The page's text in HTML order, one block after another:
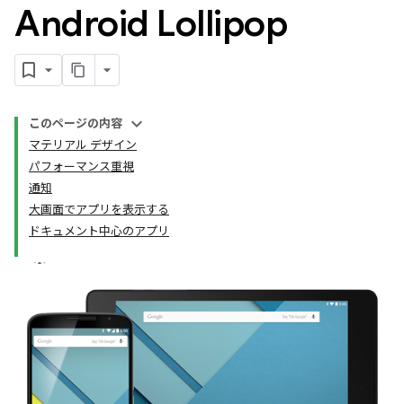
Android Lollipop
このページの内容
マテリアル デザイン
パフォーマンス重視
通知
大画面でアプリを表示する
ドキュメント中心のアプリ